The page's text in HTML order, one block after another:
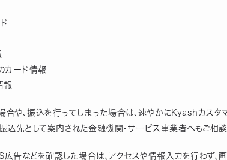
カード情報
報
合や、振込を行ってしまった場合は、速やかにKyashカスタ
込先として案内された金融機関・サービス事業者へもご相談
告などを確認した場合は、アクセスや情報入力を行わず、画